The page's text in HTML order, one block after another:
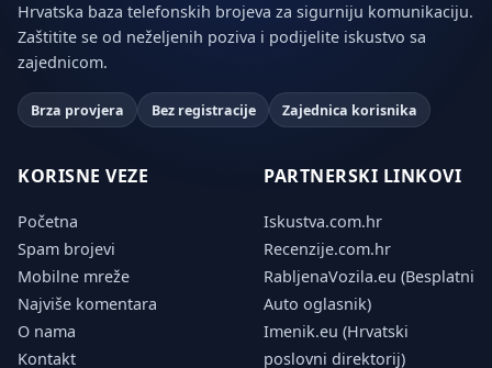
Hrvatska baza telefonskih brojeva za sigurniju komunikaciju.
Zaštitite se od neželjenih poziva i podijelite iskustvo sa
zajednicom.
Brza provjera Bez registracije Zajednica korisnika
KORISNE VEZE
Početna
Spam brojevi
Mobilne mreže
Najviše komentara
O nama
Kontakt
PARTNERSKI LINKOVI
Iskustva.com.hr
Recenzije.com.hr
RabljenaVozila.eu (Besplatni
Auto oglasnik)
Imenik.eu (Hrvatski
poslovni direktorij)